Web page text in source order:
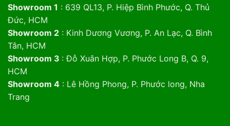
Showroom 1 : 639 QL13, P. Hiệp Bình Phước, Q. Thủ
Đức, HCM
Showroom 2: Kinh Dương Vương, P. An Lạc, Q. Bình
Tân, HCM
Showroom 3 : Đỗ Xuân Hợp, P. Phước Long B, Q. 9,
HCM
Showroom 4: Lê Hồng Phong, P. Phước long, Nha
Trang